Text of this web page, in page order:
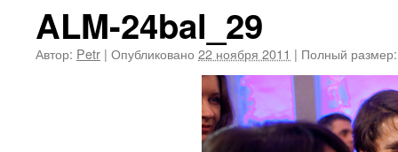
ALM-24bal_29
Автор: Petr | Опубликовано 22 ноября 2011 | Полный